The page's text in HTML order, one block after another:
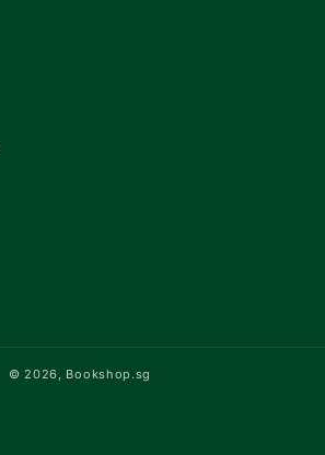
© 2026, Bookshop.sg